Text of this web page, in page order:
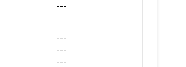
---
---
---
---